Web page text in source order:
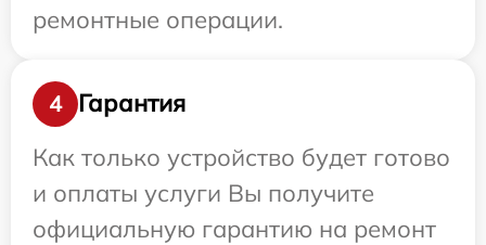
ремонтные операции.
4
Гарантия
Как только устройство будет готово
и оплаты услуги Вы получите
официальную гарантию на ремонт